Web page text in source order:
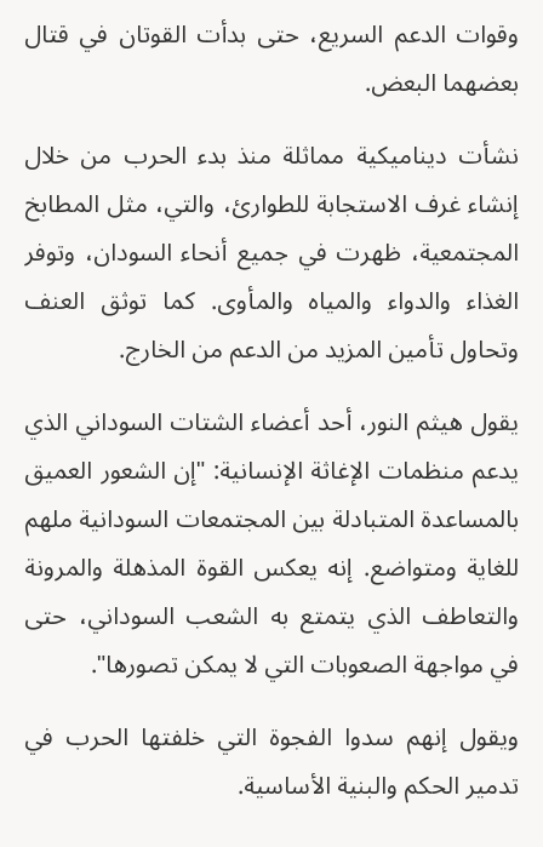
وقوات الدعم السريع، حتى بدأت القوتان في قتال
بعضهما البعض.
نشأت ديناميكية مماثلة منذ بدء الحرب من خلال
إنشاء غرف الاستجابة للطوارئ، والتي، مثل المطابخ
المجتمعية، ظهرت في جميع أنحاء السودان، وتوفر
الغذاء والدواء والمياه والمأوى. كما توثق العنف
وتحاول تأمين المزيد من الدعم من الخارج.
يقول هيثم النور، أحد أعضاء الشتات السوداني الذي
يدعم منظمات الإغاثة الإنسانية: "إن الشعور العميق
بالمساعدة المتبادلة بين المجتمعات السودانية ملهم
للغاية ومتواضع. إنه يعكس القوة المذهلة والمرونة
والتعاطف الذي يتمتع به الشعب السوداني، حتى
في مواجهة الصعوبات التي لا يمكن تصورها".
ويقول إنهم سدوا الفجوة التي خلفتها الحرب في
تدمير الحكم والبنية الأساسية.